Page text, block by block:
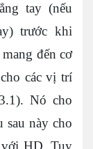
tay (nếu
trước khi
đến cơ
các vị trí
Nó cho
sau này cho
với HD. Tuy